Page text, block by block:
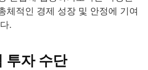
체적인 경제 성장 및 안정에 기여
.
투자 수단